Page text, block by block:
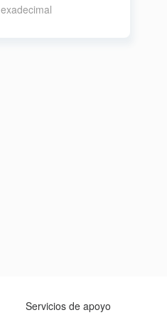
exadecimal
Servicios de apoyo